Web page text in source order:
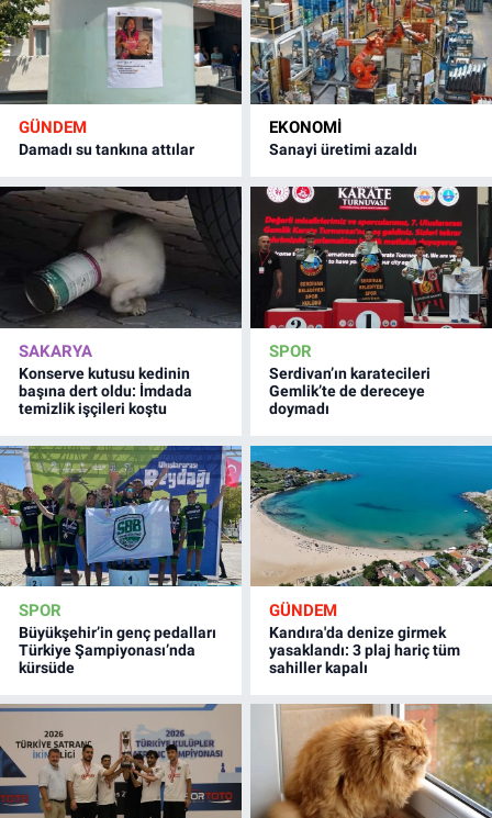
GÜNDEM
Damadı su tankına attılar
EKONOMİ
Sanayi üretimi azaldı
SAKARYA
Konserve kutusu kedinin
başına dert oldu: İmdada
temizlik işçileri koştu
SPOR
Serdivan’ın karatecileri
Gemlik’te de dereceye
doymadı
SPOR
Büyükşehir’in genç pedalları
Türkiye Şampiyonası’nda
kürsüde
GÜNDEM
Kandıra'da denize girmek
yasaklandı: 3 plaj hariç tüm
sahiller kapalı